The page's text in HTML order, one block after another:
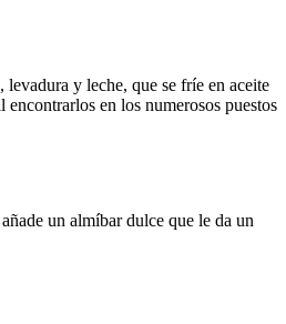
y leche, que se fríe en aceite
en los numerosos puestos
un almíbar dulce que le da un